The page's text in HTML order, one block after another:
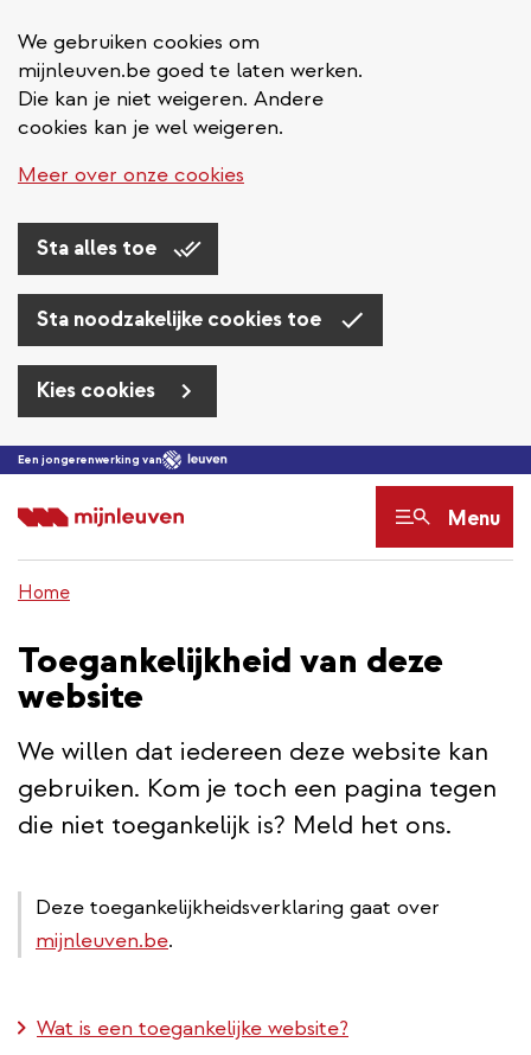
We gebruiken cookies om
mijnleuven.be goed te laten werken.
Die kan je niet weigeren. Andere
cookies kan je wel weigeren.
Meer over onze cookies
Sta alles toe
Sta noodzakelijke cookies toe
Kies cookies
Overslaan
naar
gaan
Een jongerenwerking van
Menu
Home
Toegankelijkheid van deze
website
We willen dat iedereen deze website kan
gebruiken. Kom je toch een pagina tegen
die niet toegankelijk is? Meld het ons.
Deze toegankelijkheidsverklaring gaat over
mijnleuven.be.
Wat is een toegankelijke website?